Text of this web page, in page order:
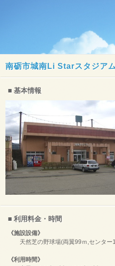
南砺市城南Li Starスタジア
■ 基本情報
■ 利用料金・時間
《施設設備》
天然芝の野球場(両翼99ｍ,センター
《利用時間》